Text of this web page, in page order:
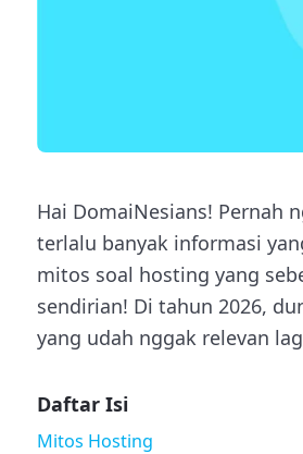
Hai DomaiNesians! Pernah
terlalu banyak informasi
mitos soal hosting yang
sendirian! Di tahun 2026,
yang udah nggak relevan
Daftar Isi
Mitos Hosting